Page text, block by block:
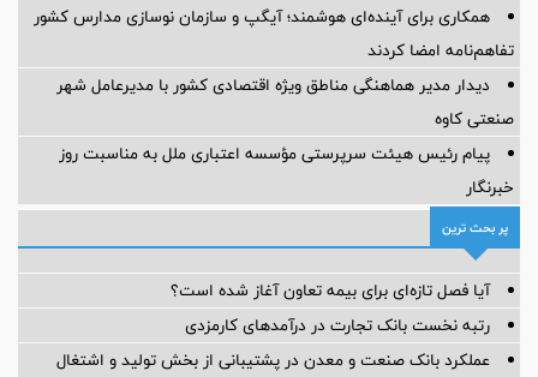
همکاری برای آینده‌ای هوشمند؛ آیگپ و سازمان نوسازی مدارس کشور
تفاهم‌نامه امضا کردند
دیدار مدیر هماهنگی مناطق ویژه اقتصادی کشور با مدیرعامل شهر
صنعتی کاوه
پیام رئیس هیئت سرپرستی مؤسسه اعتباری ملل به مناسبت روز
خبرنگار
پر بحث ترین
آیا فصل تازه‌ای برای بیمه تعاون آغاز شده است؟
رتبه نخست بانک تجارت در درآمدهای کارمزدی
عملکرد بانک صنعت و معدن در پشتیبانی از بخش تولید و اشتغال